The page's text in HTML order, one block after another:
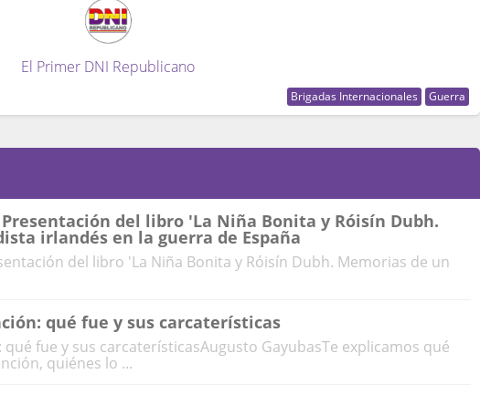
El Primer DNI Republicano
Brigadas Internacionales Guerra
del libro 'La Niña Bonita y Róisín Dubh.
irlandés en la guerra de España
del libro 'La Niña Bonita y Róisín Dubh. Memorias de un
qué fue y sus carcaterísticas
fue y sus carcaterísticasAugusto GayubasTe explicamos qué
quiénes lo ...